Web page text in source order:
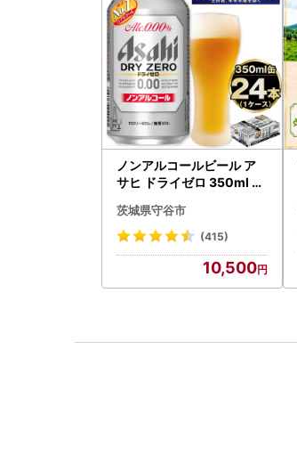
ノンアルコールビール ア
サヒ ドライゼロ 350ml 24
守谷市
茨城県守谷市
(415)
10,500